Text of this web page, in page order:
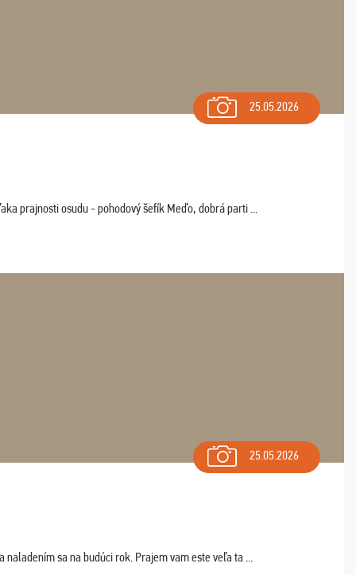
25.05.2026
prajnosti osudu - pohodový šefík Meďo, dobrá parti ...
25.05.2026
sa na budúci rok. Prajem vam este veľa ta ...